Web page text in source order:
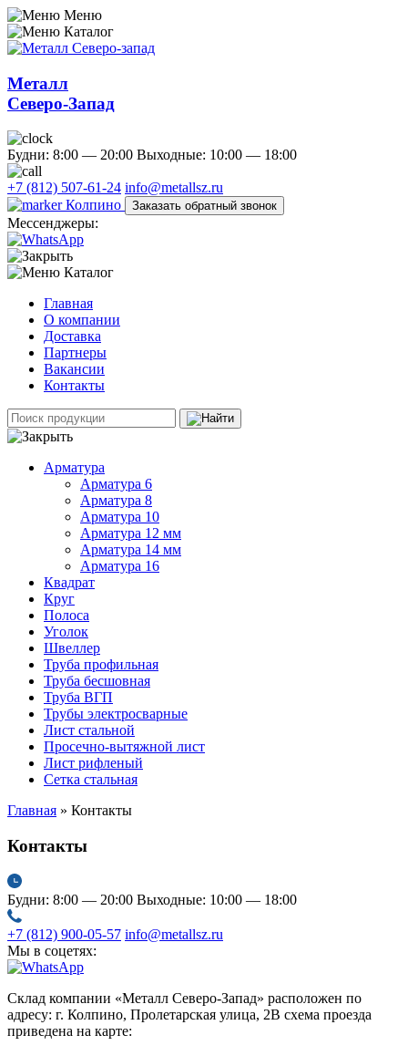
Меню
Каталог
Металл
Северо-Запад
Будни: 8:00 — 20:00 Выходные: 10:00 — 18:00
+7 (812) 507-61-24 info@metallsz.ru
Колпино
Заказать обратный звонок
Мессенджеры:
Каталог
Главная
О компании
Доставка
Партнеры
Вакансии
Контакты
Арматура
Арматура 6
Арматура 8
Арматура 10
Арматура 12 мм
Арматура 14 мм
Арматура 16
Квадрат
Круг
Полоса
Уголок
Швеллер
Труба профильная
Труба бесшовная
Труба ВГП
Трубы электросварные
Лист стальной
Просечно-вытяжной лист
Лист рифленый
Сетка стальная
Главная » Контакты
Контакты
Будни: 8:00 — 20:00 Выходные: 10:00 — 18:00
+7 (812) 900-05-57 info@metallsz.ru
Мы в соцетях:
Склад компании «Металл Северо-Запад» расположен по
адресу: г. Колпино, Пролетарская улица, 2В схема проезда
приведена на карте: